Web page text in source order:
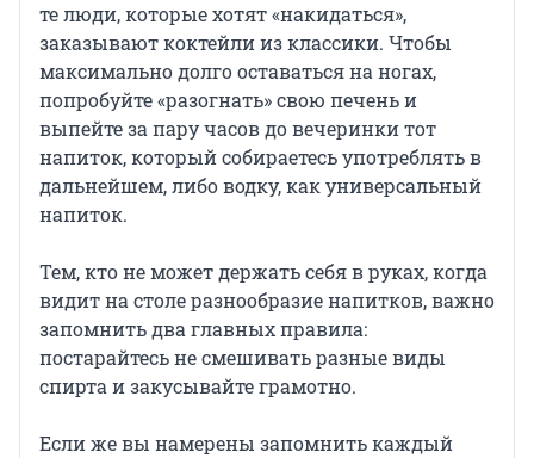
те люди, которые хотят «накидаться»,
заказывают коктейли из классики. Чтобы
максимально долго оставаться на ногах,
попробуйте «разогнать» свою печень и
выпейте за пару часов до вечеринки тот
напиток, который собираетесь употреблять в
дальнейшем, либо водку, как универсальный
напиток.
Тем, кто не может держать себя в руках, когда
видит на столе разнообразие напитков, важно
запомнить два главных правила:
постарайтесь не смешивать разные виды
спирта и закусывайте грамотно.
Если же вы намерены запомнить каждый